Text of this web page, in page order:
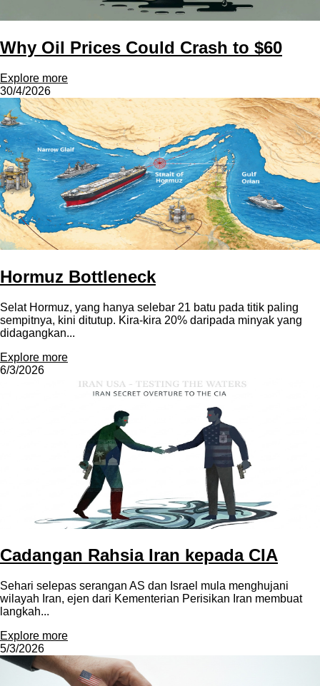
Why Oil Prices Could Crash to $60
Explore more
30/4/2026
Hormuz Bottleneck
Selat Hormuz, yang hanya selebar 21 batu pada titik paling
sempitnya, kini ditutup. Kira-kira 20% daripada minyak yang
didagangkan...
Explore more
6/3/2026
Cadangan Rahsia Iran kepada CIA
Sehari selepas serangan AS dan Israel mula menghujani
wilayah Iran, ejen dari Kementerian Perisikan Iran membuat
langkah...
Explore more
5/3/2026